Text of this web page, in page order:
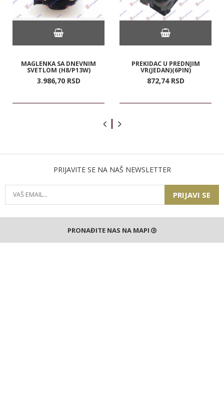
MAGLENKA SA DNEVNIM
SVETLOM (H8/P13W)
3.986,70 RSD
PREKIDAC U PREDNJIM
VR(JEDAN)(6PIN)
872,74 RSD
PRIJAVITE SE NA NAŠ NEWSLETTER
PRIJAVI SE
PRONAĐITE NAS NA MAPI